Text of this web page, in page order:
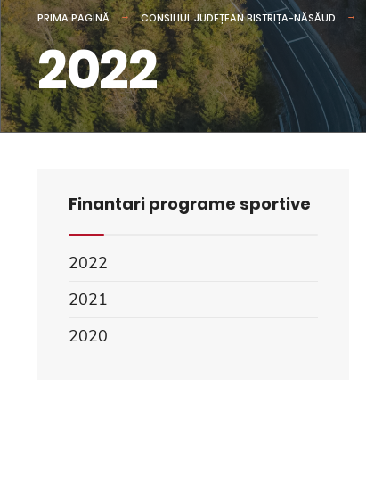
PRIMA PAGINĂ CONSILIUL JUDEȚEAN BISTRIȚA-NĂSĂUD
2022
Finantari programe sportive
2022
2021
2020